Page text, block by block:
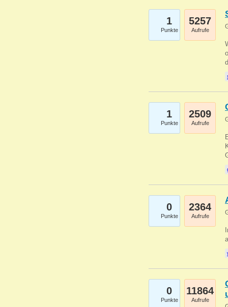
1
Punkte
5257
Aufrufe
1
Punkte
2509
Aufrufe
0
Punkte
2364
Aufrufe
0
Punkte
11864
Aufrufe